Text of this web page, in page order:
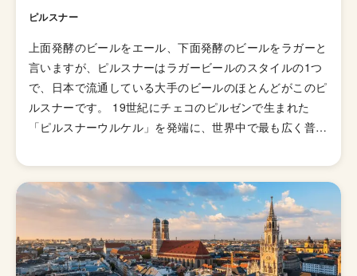
ピルスナー
上面発酵のビールをエール、下面発酵のビールをラガーと
言いますが、ピルスナーはラガービールのスタイルの1つ
で、日本で流通している大手のビールのほとんどがこのピ
ルスナーです。 19世紀にチェコのピルゼンで生まれた
「ピルスナーウルケル」を発端に、世界中で最も広く普及
キレのある爽やかなのどごしと、ホップの苦味が特徴で
す。 ピルスナーについて語るには、ラガービールのこと
を知る必要があります。ラガービールは、下面、低温、長
期発酵を特徴とした比較的近代的なビールの製造方法で
す。この製造方法が確立された経緯は詳しくはわかってい
ないらしいですが、1年の半分以上が寒い時期である地方